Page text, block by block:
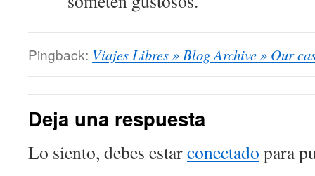
Pingback: Viajes Libres » Blog Archive » Our
Deja una respuesta
Lo siento, debes estarconectado para